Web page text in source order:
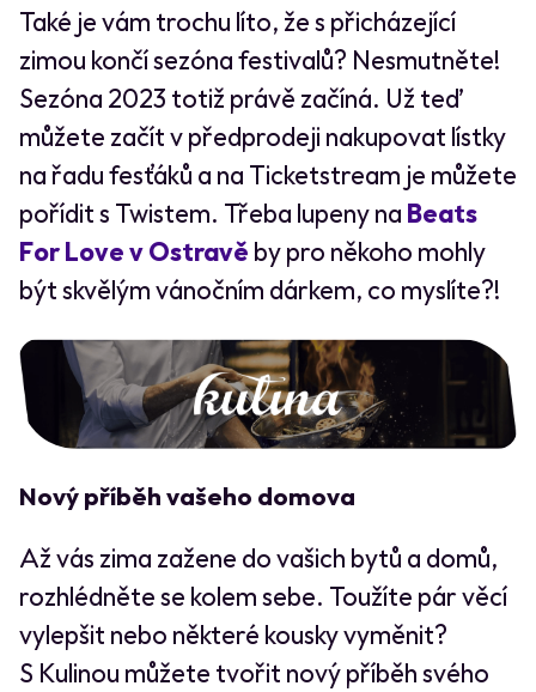
Také je vám trochu líto, že s přicházející
zimou končí sezóna festivalů? Nesmutněte!
Sezóna 2023 totiž právě začíná. Už teď
můžete začít v předprodeji nakupovat lístky
na řadu fesťáků a na Ticketstream je můžete
pořídit s Twistem. Třeba lupeny na Beats
For Love v Ostravě by pro někoho mohly
být skvělým vánočním dárkem, co myslíte?!
Nový příběh vašeho domova
Až vás zima zažene do vašich bytů a domů,
rozhlédněte se kolem sebe. Toužíte pár věcí
vylepšit nebo některé kousky vyměnit?
S Kulinou můžete tvořit nový příběh svého